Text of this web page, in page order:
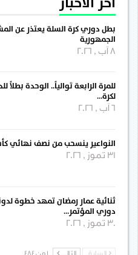
بطل دوري كرة السلة يعتذر عن
الجمهورية
للمرة الرابعة توالياً.. الوحدة بطلاً
لكرة…
النواعير ينسحب من نصف نهائي
31 تموز , 2026
ثنائية عمار رمضان تمهد خطوة
دوري المؤتمر…
30 تموز , 2026